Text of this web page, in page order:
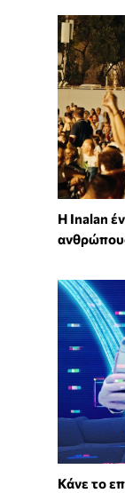
Η Inalan
Κάνε το